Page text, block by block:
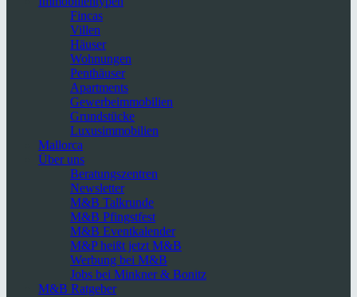
Fincas
Villen
Häuser
Wohnungen
Penthäuser
Apartments
Gewerbeimmobilien
Grundstücke
Luxusimmobilien
Mallorca
Über uns
Beratungszentren
Newsletter
M&B Talkrunde
M&B Pfingstfest
M&B Eventkalender
M&P heißt jetzt M&B
Werbung bei M&B
Jobs bei Minkner & Bonitz
M&B Ratgeber